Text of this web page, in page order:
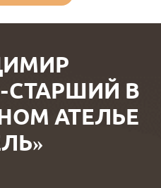
СТАРШИЙ В
АТЕЛЬЕ